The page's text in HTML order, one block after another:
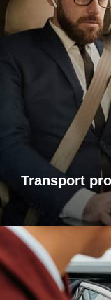
Transport
Je vous
déplacements
contraintes. Que
ou bien un